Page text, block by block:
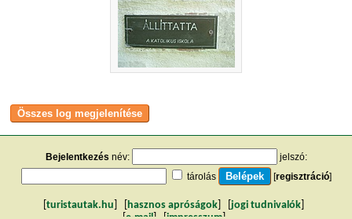
Bejelentkezés név:
jelszó:
tárolás
[regisztráció]
turistautak.hu hasznos apróságok jogi tudnivalók